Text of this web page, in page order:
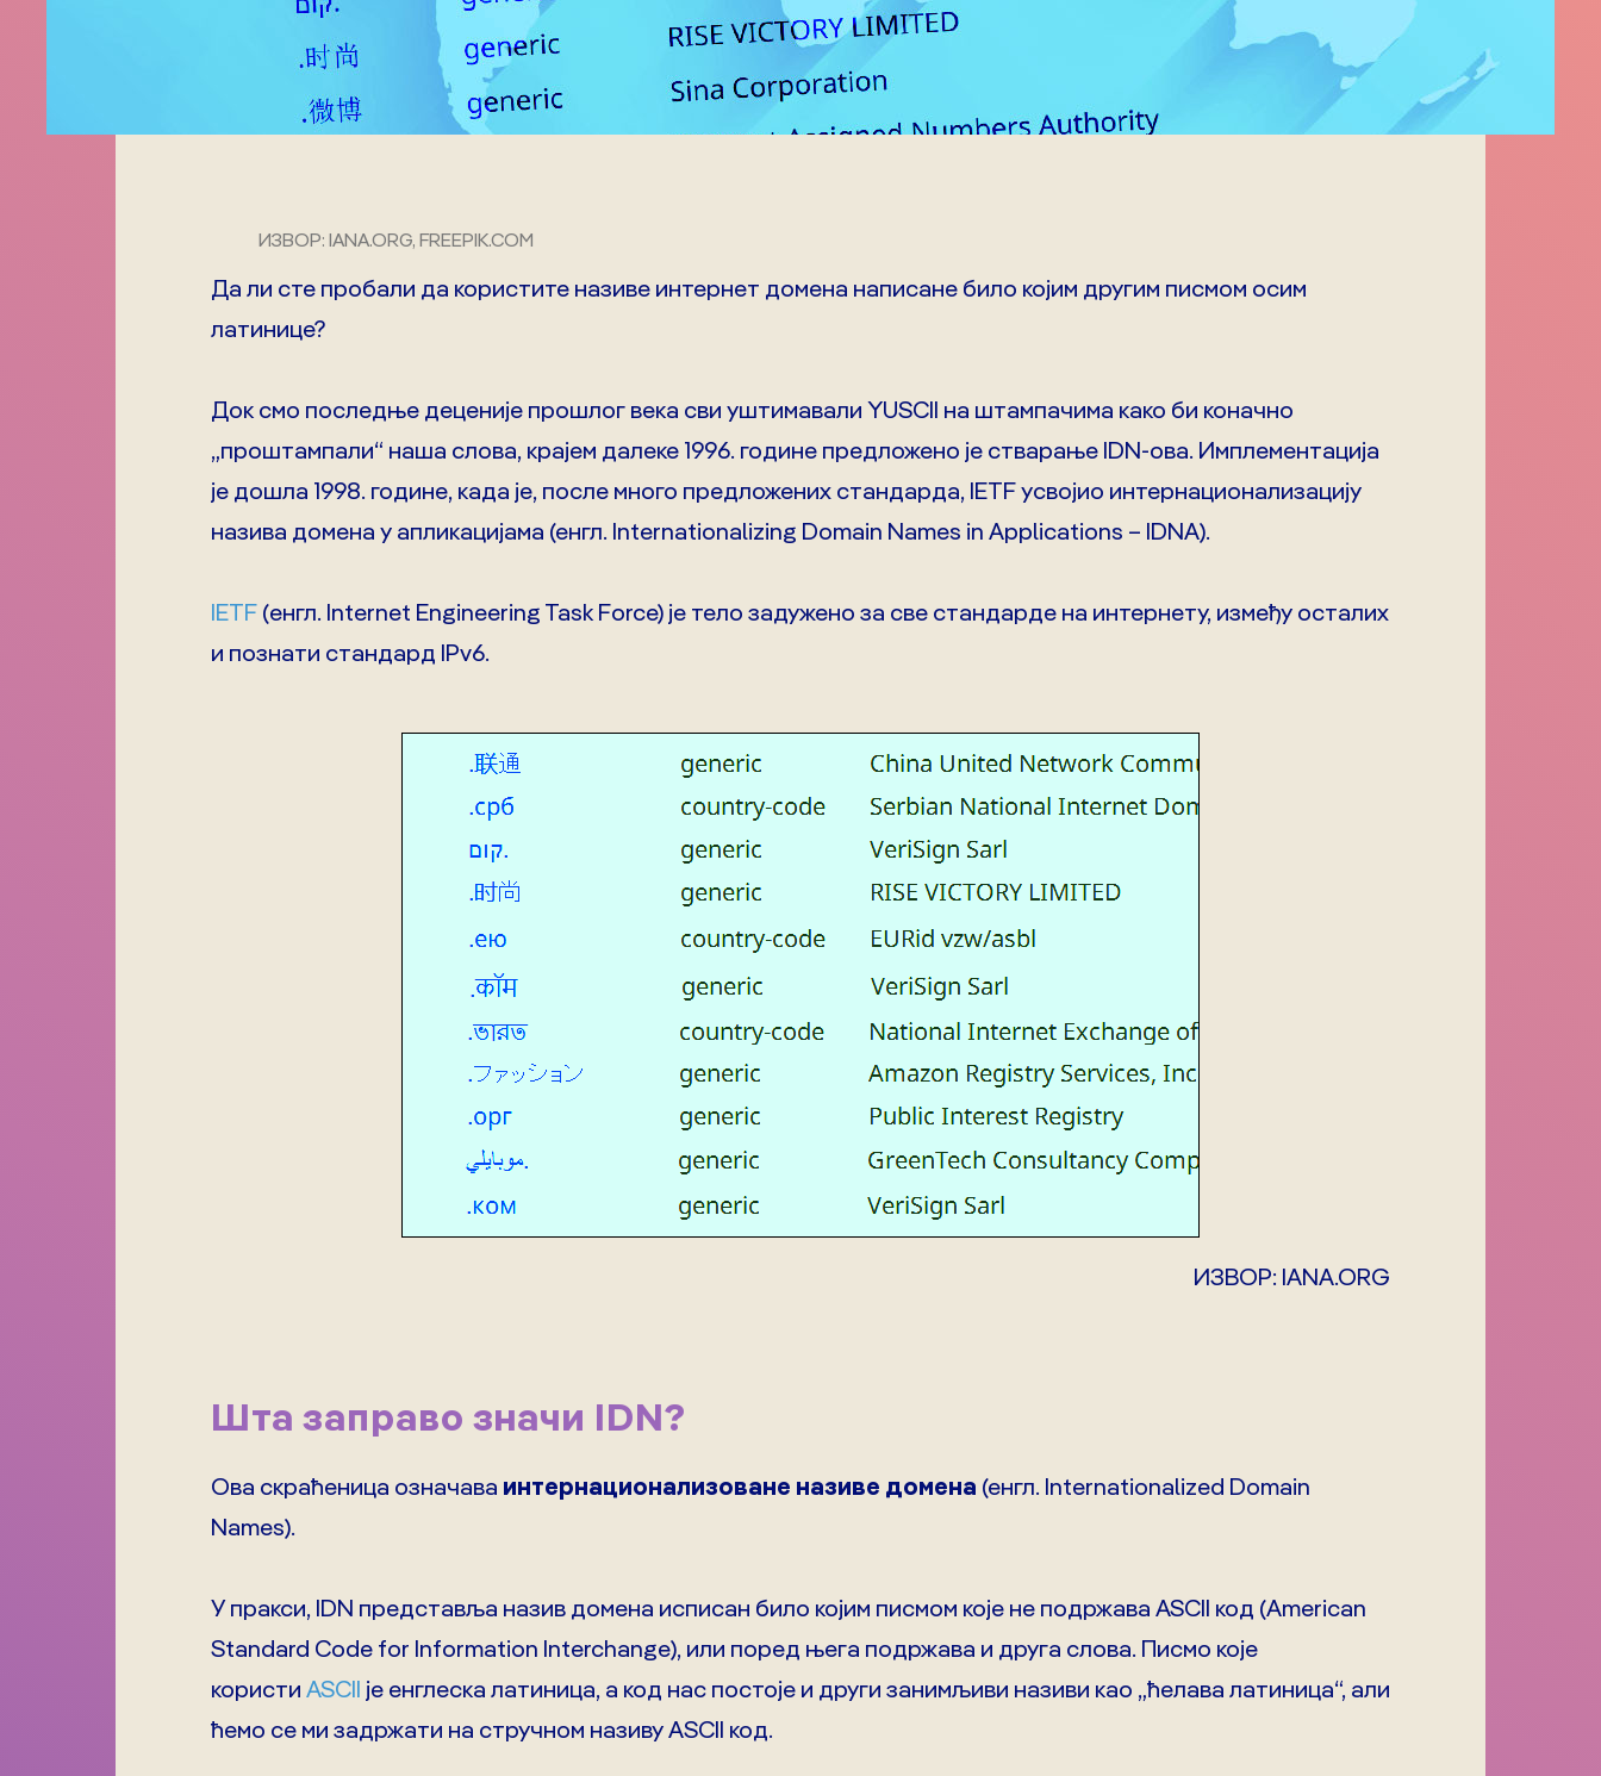
ИЗВОР: IANA.ORG, FREEPIK.COM
Да ли сте пробали да користите називе интернет домена написане било којим другим писмом осим
латинице?
Док смо последње деценије прошлог века сви уштимавали YUSCII на штампачима како би коначно
„проштампали“ наша слова, крајем далеке 1996. године предложено је стварање IDN-ова. Имплементација
је дошла 1998. године, када је, после много предложених стандарда, IETF усвојио интернационализацију
назива домена у апликацијама (енгл. Internationalizing Domain Names in Applications – IDNA).
IETF (енгл. Internet Engineering Task Force) је тело задужено за све стандарде на интернету, између осталих
и познати стандард IPv6.
ИЗВОР: IANA.ORG
Шта заправо значи IDN?
Ова скраћеница означава интернационализоване називе домена (енгл. Internationalized Domain
Names).
У пракси, IDN представља назив домена исписан било којим писмом које не подржава ASCII код (American
Standard Code for Information Interchange), или поред њега подржава и друга слова. Писмо које
користи ASCII је енглеска латиница, а код нас постоје и други занимљиви називи као „ћелава латиница“, али
ћемо се ми задржати на стручном називу АSCII код.